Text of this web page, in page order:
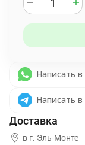
Написать
Написать
в г. Эль-Монте